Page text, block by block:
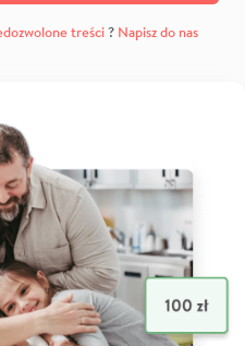
treści? Napisz do nas